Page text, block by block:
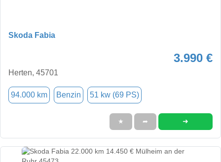
Skoda Fabia
3.990 €
Herten, 45701
94.000 km Benzin 51 kw (69 PS)
★ ➦ ➜